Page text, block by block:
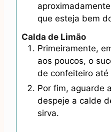
que esteja bem
Calda de Limão
Primeiramente,
aos poucos, o
de confeiteiro
Por fim, aguarde
despeje a calde
sirva.